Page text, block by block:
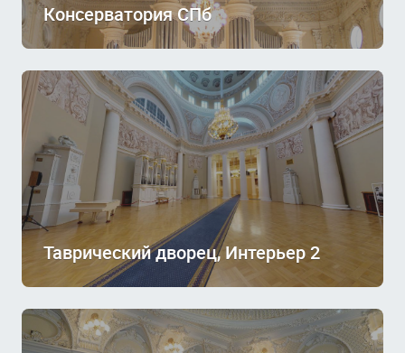
Консерватория СПб
Таврический дворец, Интерьер 2